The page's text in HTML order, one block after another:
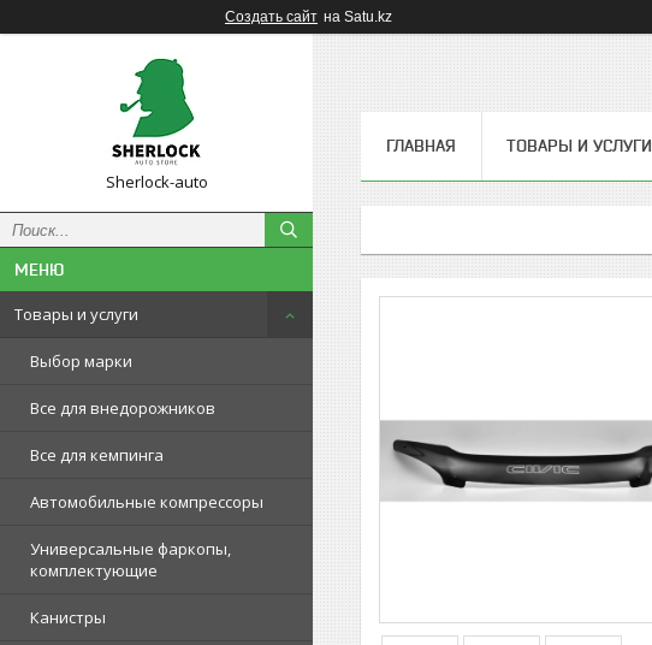
Создать сайт на Satu.kz
Sherlock-auto
Товары и услуги
Выбор марки
Все для внедорожников
Все для кемпинга
Автомобильные компрессоры
Универсальные фаркопы,
комплектующие
Канистры
ГЛАВНАЯ ТОВАРЫ И УСЛУГИ